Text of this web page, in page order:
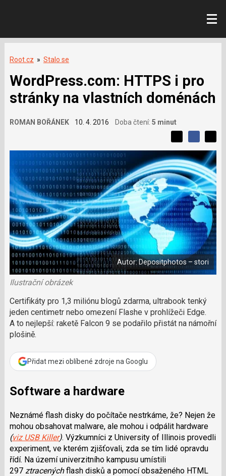
Root.cz » Stalo se
WordPress.com: HTTPS i pro
stránky na vlastních doménách
ROMAN BOŘÁNEK 10. 4. 2016 Doba čtení: 5 minut
b
í
s
e
v
á
m
č
l
n
e
k
P
d
p
k
c
i
S
d
í
l
e
t
S
d
í
l
e
j
t
e
n
F
a
c
e
b
o
o
k
d
í
l
e
j
t
e
n
a
s
í
t
i
X
Autor: Depositphotos – stori
Ilustrační obrázek
Certifikáty pro 1,3 miliónu blogů zdarma, ultrabook tenký
jeden centimetr nebo omezení Flashe v prohlížeči Edge.
A to nejlepší: raketě Falcon 9 se podařilo přistát na námořní
plošině.
Přidat mezi oblíbené zdroje na Googlu
Software a hardware
Neznámé flash disky do počítače nestrkáme, že? Nejen že
mohou obsahovat malware, ale mohou i odpálit hardware
(viz USB Killer). Výzkumníci z University of Illinois provedli
experiment, ve kterém zjišťovali, zda se tím lidé opravdu
řídí. Na území univerzitního kampusu umístili
297 ztracenýchflash disků a pomocí obsaženého HTML